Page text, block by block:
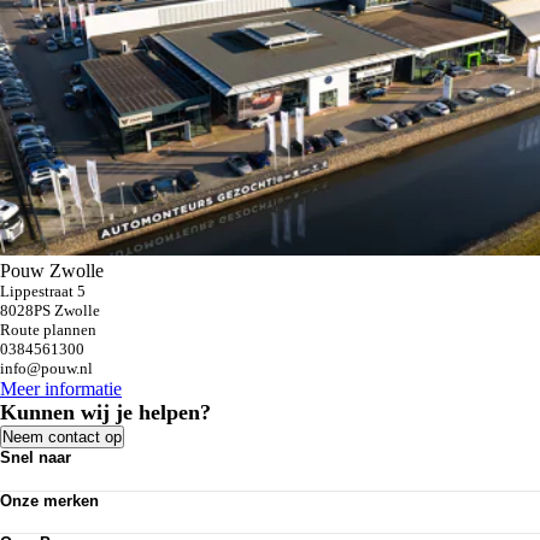
Pouw Zwolle
Lippestraat 5
8028PS Zwolle
Route plannen
0384561300
info@pouw.nl
Meer informatie
Kunnen wij je helpen?
Neem contact op
Snel naar
Bedrijfswagens
Onze merken